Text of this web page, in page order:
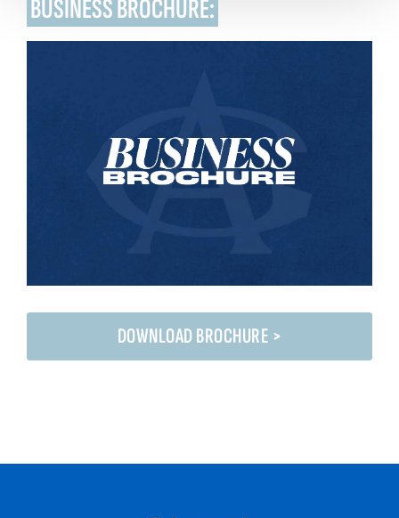
BUSINESS BROCHURE:
DOWNLOAD BROCHURE >